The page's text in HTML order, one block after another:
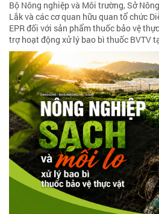
Bộ Nông nghiệp và Môi trường, Sở
Lắk và các cơ quan hữu quan tổ chức
EPR đối với sản phẩm thuốc bảo vệ
trợ hoạt động xử lý bao bì thuốc BVTV